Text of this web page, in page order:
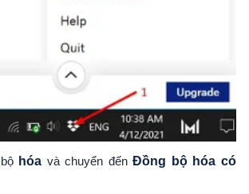
bộ hóa và chuyển đếnĐồng bộ hóa có